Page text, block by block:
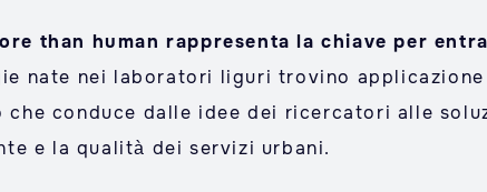
than human rappresenta la chiave per
nate nei laboratori liguri trovino
che conduce dalle idee dei ricercatori alle
e la qualità dei servizi urbani.